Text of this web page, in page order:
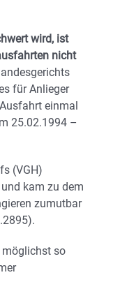
wird, ist
nicht
für Anlieger
einmal
25.02.1994 –
(VGH)
kam zu dem
zumutbar
so